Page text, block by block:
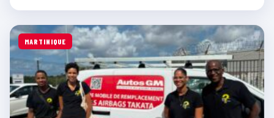
MARTINIQUE